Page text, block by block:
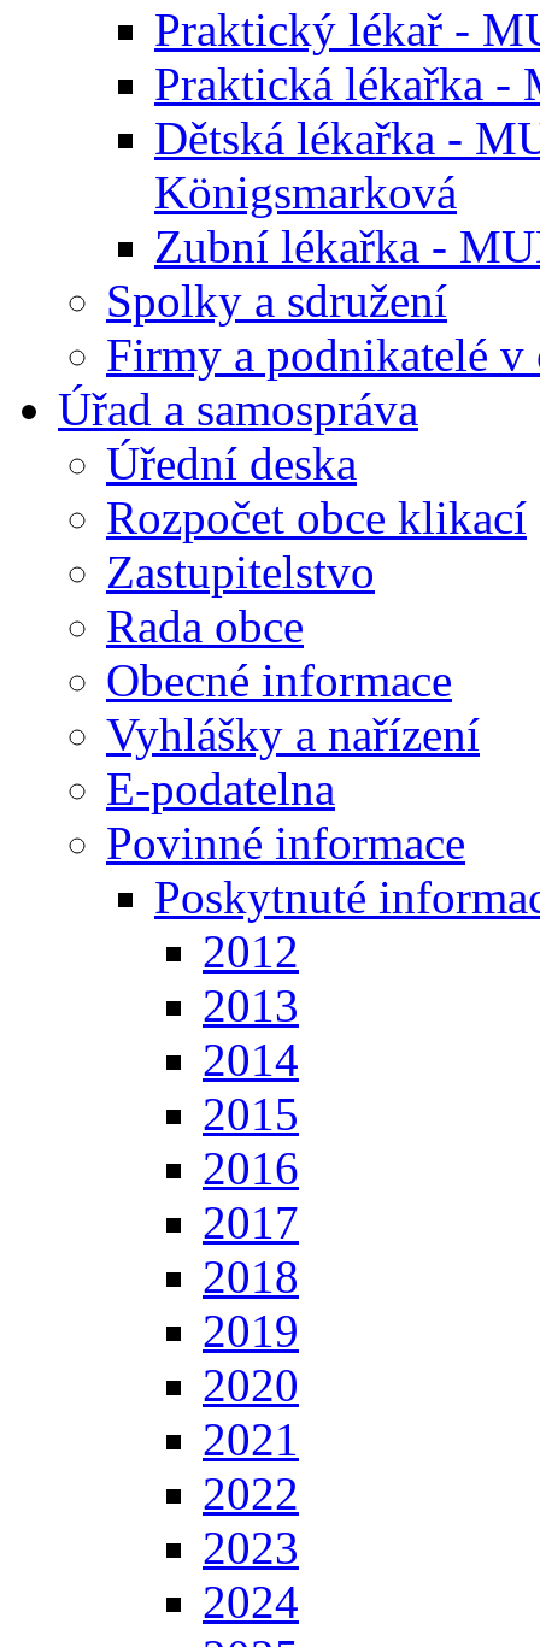
Praktický lékař -
Praktická lékařka -
Dětská lékařka -
Königsmarková
Zubní lékařka -
Spolky a sdružení
Firmy a podnikatelé v
Úřad a samospráva
Úřední deska
Rozpočet obce klikací
Zastupitelstvo
Rada obce
Obecné informace
Vyhlášky a nařízení
E-podatelna
Povinné informace
Poskytnuté
2012
2013
2014
2015
2016
2017
2018
2019
2020
2021
2022
2023
2024